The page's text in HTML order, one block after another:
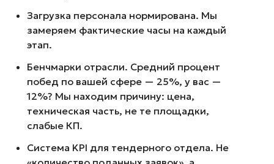
Загрузка персонала нормирована. Мы
замеряем фактические часы на каждый
этап.
Бенчмарки отрасли. Средний процент
побед по вашей сфере — 25%, у вас —
12%? Мы находим причину: цена,
техническая часть, не те площадки,
слабые КП.
Система KPI для тендерного отдела. Не